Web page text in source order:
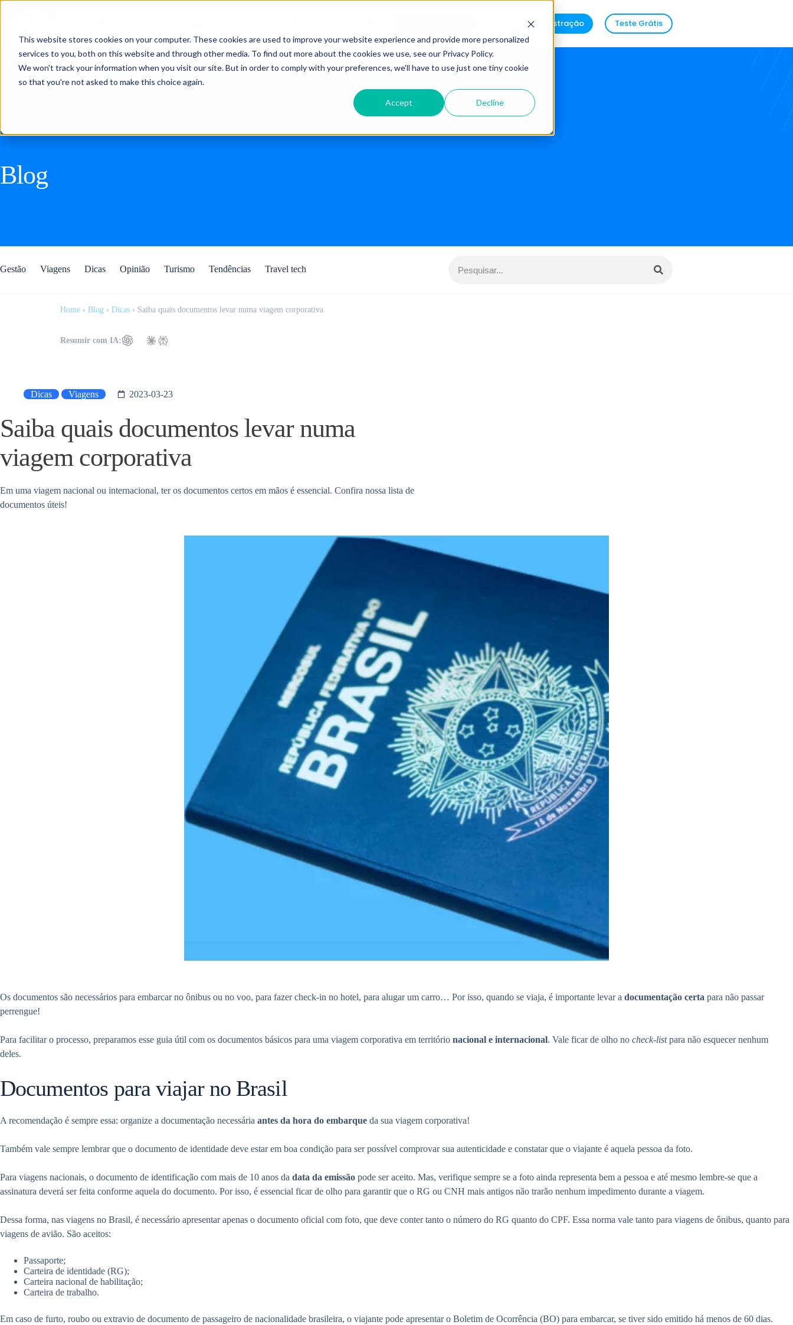
This website stores cookies on your computer. These cookies are used to improve your website experience and provide more personalized
services to you, both on this website and through other media. To find out more about the cookies we use, see our Privacy Policy.
We won't track your information when you visit our site. But in order to comply with your preferences, we'll have to use just one tiny cookie
so that you're not asked to make this choice again.
Accept Decline
Agendar demonstração Teste Grátis
Blog
Gestão Viagens Dicas Opinião Turismo Tendências Travel tech
Home › Blog › Dicas › Saiba quais documentos levar numa viagem corporativa
Resumir com IA:
Dicas Viagens 2023-03-23
Saiba quais documentos levar numa
viagem corporativa
Em uma viagem nacional ou internacional, ter os documentos certos em mãos é essencial. Confira nossa lista de
documentos úteis!
Os documentos são necessários para embarcar no ônibus ou no voo, para fazer check-in no hotel, para alugar um carro… Por isso, quando se viaja, é importante levar a documentação certa para não passar
perrengue!
Para facilitar o processo, preparamos esse guia útil com os documentos básicos para uma viagem corporativa em território nacional e internacional. Vale ficar de olho no check-listpara não esquecer nenhum
deles.
Documentos para viajar no Brasil
A recomendação é sempre essa: organize a documentação necessária antes da hora do embarque da sua viagem corporativa!
Também vale sempre lembrar que o documento de identidade deve estar em boa condição para ser possível comprovar sua autenticidade e constatar que o viajante é aquela pessoa da foto.
Para viagens nacionais, o documento de identificação com mais de 10 anos da data da emissão pode ser aceito. Mas, verifique sempre se a foto ainda representa bem a pessoa e até mesmo lembre-se que a
assinatura deverá ser feita conforme aquela do documento. Por isso, é essencial ficar de olho para garantir que o RG ou CNH mais antigos não trarão nenhum impedimento durante a viagem.
Dessa forma, nas viagens no Brasil, é necessário apresentar apenas o documento oficial com foto, que deve conter tanto o número do RG quanto do CPF. Essa norma vale tanto para viagens de ônibus, quanto para
viagens de avião. São aceitos:
Passaporte;
Carteira de identidade (RG);
Carteira nacional de habilitação;
Carteira de trabalho.
Em caso de furto, roubo ou extravio de documento de passageiro de nacionalidade brasileira, o viajante pode apresentar o Boletim de Ocorrência (BO) para embarcar, se tiver sido emitido há menos de 60 dias.